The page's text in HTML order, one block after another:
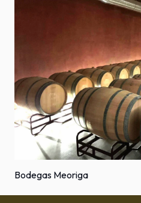
Bodegas Meoriga